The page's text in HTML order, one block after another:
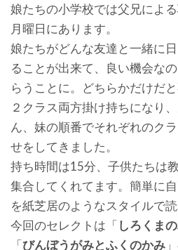
娘たちの小学校では父兄による
月曜日にあります。
娘たちがどんな友達と一緒に
ることが出来て、良い機会な
らうことに。どちらかだけだ
２クラス両方掛け持ちになり
ん、妹の順番でそれぞれのク
せをしてきました。
持ち時間は15分、子供たちは
集合してくれてます。簡単に
を紙芝居のようなスタイルで読
今回のセレクトは「しろくま
「びんぼうがみとふくのかみ